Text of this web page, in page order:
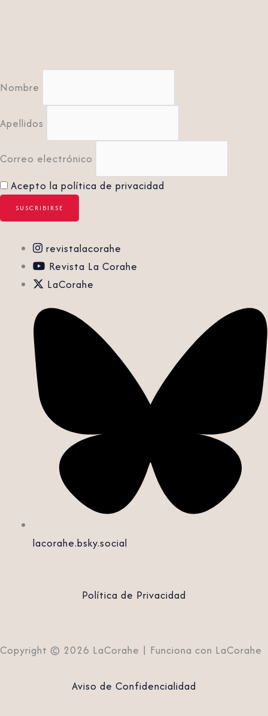
Nombre
Apellidos
Correo electrónico
Acepto la política de privacidad
revistalacorahe
Revista La Corahe
LaCorahe
lacorahe.bsky.social‬
Política de Privacidad
Copyright © 2026 LaCorahe | Funciona con LaCorahe
Aviso de Confidencialidad